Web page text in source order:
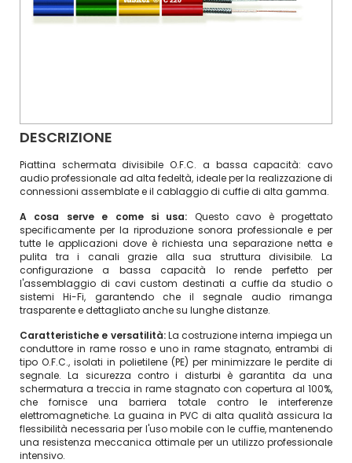
DESCRIZIONE
Piattina schermata divisibile O.F.C. a bassa capacità: cavo
audio professionale ad alta fedeltà, ideale per la realizzazione di
connessioni assemblate e il cablaggio di cuffie di alta gamma.
A cosa serve e come si usa: Questo cavo è progettato
specificamente per la riproduzione sonora professionale e per
tutte le applicazioni dove è richiesta una separazione netta e
pulita tra i canali grazie alla sua struttura divisibile. La
configurazione a bassa capacità lo rende perfetto per
l'assemblaggio di cavi custom destinati a cuffie da studio o
sistemi Hi-Fi, garantendo che il segnale audio rimanga
trasparente e dettagliato anche su lunghe distanze.
Caratteristiche e versatilità:La costruzione interna impiega un
conduttore in rame rosso e uno in rame stagnato, entrambi di
tipo O.F.C., isolati in polietilene (PE) per minimizzare le perdite di
segnale. La sicurezza contro i disturbi è garantita da una
schermatura a treccia in rame stagnato con copertura al 100%,
che fornisce una barriera totale contro le interferenze
elettromagnetiche. La guaina in PVC di alta qualità assicura la
flessibilità necessaria per l'uso mobile con le cuffie, mantenendo
una resistenza meccanica ottimale per un utilizzo professionale
intensivo.